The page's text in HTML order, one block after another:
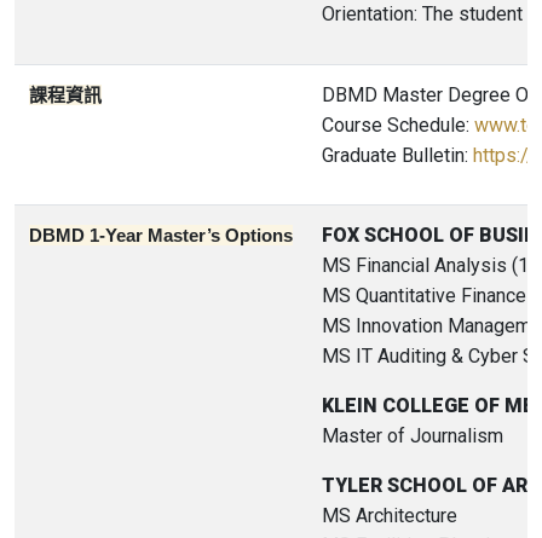
Orientation: The student
課程資訊
DBMD Master Degree
Course Schedule:
Graduate Bulletin: https://
DBMD 1-Year Master’s Options
FOX SCHOOL OF
MS Financial Analysis
MS Quantitative Finance
MS Innovation
MS IT Auditing & Cyber
KLEIN COLLEGE OF
Master of Journalism
TYLER SCHOOL OF
MS Architecture